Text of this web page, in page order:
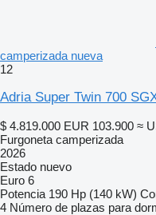
camperizada nueva
12
Adria Super Twin 700
$ 4.819.000 EUR 103.900 ≈
Furgoneta camperizada
2026
Estado nuevo
Euro 6
Potencia 190 Hp (140 kW)
4 Número de plazas para